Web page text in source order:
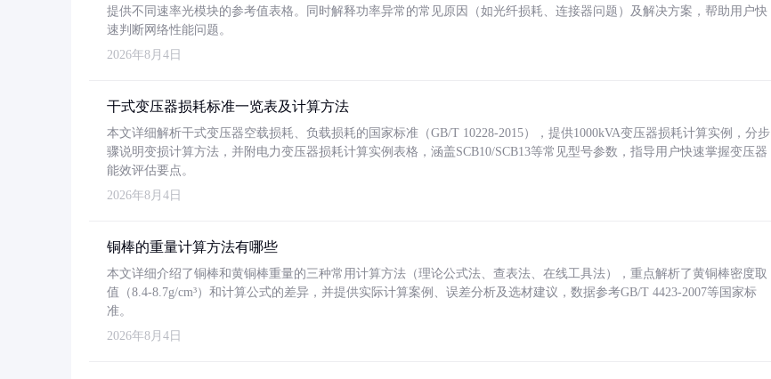
提供不同速率光模块的参考值表格。同时解释功率异常的常见原因（如光纤损耗、连接器问题）及解决方案，帮助用户快
速判断网络性能问题。
2026年8月4日
干式变压器损耗标准一览表及计算方法
本文详细解析干式变压器空载损耗、负载损耗的国家标准（GB/T 10228-2015），提供1000kVA变压器损耗计算实例，分步
骤说明变损计算方法，并附电力变压器损耗计算实例表格，涵盖SCB10/SCB13等常见型号参数，指导用户快速掌握变压器
能效评估要点。
2026年8月4日
铜棒的重量计算方法有哪些
本文详细介绍了铜棒和黄铜棒重量的三种常用计算方法（理论公式法、查表法、在线工具法），重点解析了黄铜棒密度取
值（8.4-8.7g/cm³）和计算公式的差异，并提供实际计算案例、误差分析及选材建议，数据参考GB/T 4423-2007等国家标
准。
2026年8月4日